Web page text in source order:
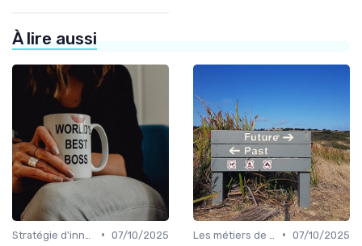
À lire aussi
• 07/10/2025
• 07/10/2025